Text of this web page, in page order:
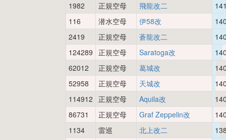
1982
正規空母 飛龍改二
116
潜水空母 伊58改
2419
正規空母 蒼龍改二
124289 正規空母 Saratoga改
62012
正規空母 葛城改
52958
正規空母 天城改
114912
正規空母 Aquila改
86731
正規空母 Graf Zeppelin改
1134
雷巡 北上改二